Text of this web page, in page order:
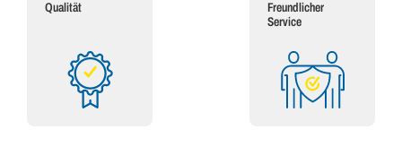
Qualität
Freundlicher
Service